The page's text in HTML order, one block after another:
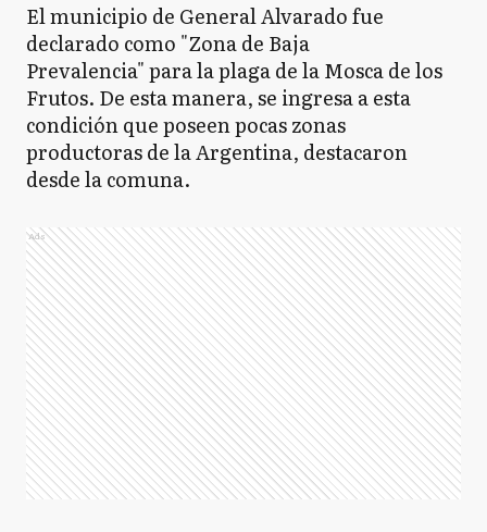
El municipio de General Alvarado fue
declarado como "Zona de Baja
Prevalencia" para la plaga de la Mosca de los
Frutos. De esta manera, se ingresa a esta
condición que poseen pocas zonas
productoras de la Argentina, destacaron
desde la comuna.
Ads